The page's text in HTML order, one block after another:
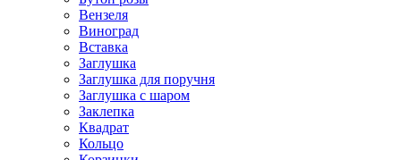
Вензеля
Виноград
Вставка
Заглушка
Заглушка для поручня
Заглушка с шаром
Заклепка
Квадрат
Кольцо